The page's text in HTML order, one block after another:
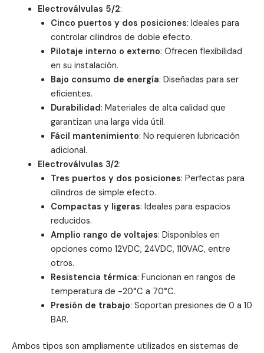
Electroválvulas 5/2:
Cinco puertos y dos posiciones: Ideales para
controlar cilindros de doble efecto.
Pilotaje interno o externo: Ofrecen flexibilidad
en su instalación.
Bajo consumo de energía: Diseñadas para ser
eficientes.
Durabilidad: Materiales de alta calidad que
garantizan una larga vida útil.
Fácil mantenimiento: No requieren lubricación
adicional.
Electroválvulas 3/2:
Tres puertos y dos posiciones: Perfectas para
cilindros de simple efecto.
Compactas y ligeras: Ideales para espacios
reducidos.
Amplio rango de voltajes: Disponibles en
opciones como 12VDC, 24VDC, 110VAC, entre
otros.
Resistencia térmica: Funcionan en rangos de
temperatura de -20°C a 70°C.
Presión de trabajo: Soportan presiones de 0 a 10
BAR.
Ambos tipos son ampliamente utilizados en sistemas de